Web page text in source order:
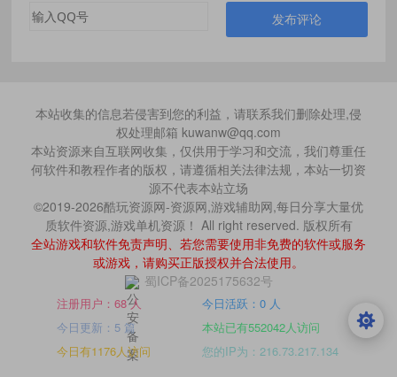
发布评论
本站收集的信息若侵害到您的利益，请联系我们删除处理,侵
权处理邮箱 kuwanw@qq.com
本站资源来自互联网收集，仅供用于学习和交流，我们尊重任
何软件和教程作者的版权，请遵循相关法律法规，本站一切资
源不代表本站立场
©2019-2026酷玩资源网-资源网,游戏辅助网,每日分享大量优
质软件资源,游戏单机资源！ All right reserved. 版权所有
全站游戏和软件免责声明、若您需要使用非免费的软件或服务
或游戏，请购买正版授权并合法使用。
蜀ICP备2025175632号
注册用户：68 人
今日活跃：0 人
今日更新：5 篇
本站已有552042人访问
今日有1176人访问
您的IP为：216.73.217.134